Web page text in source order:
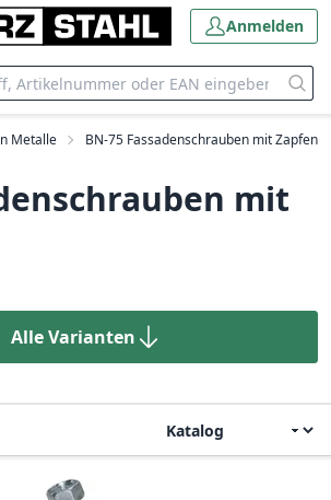
Anmelden
Metalle BN-75 Fassadenschrauben mit Zapfen
mit
Alle Varianten